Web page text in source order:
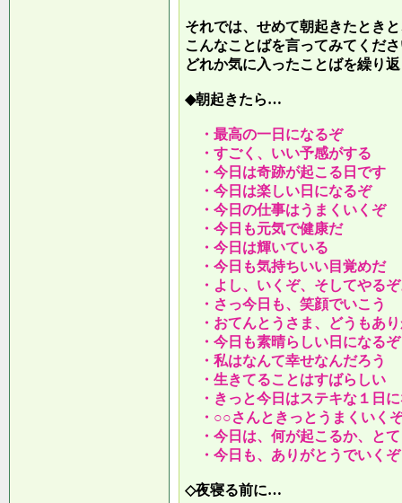
それでは、せめて朝起きたとき
こんなことばを言ってみてくだ
どれか気に入ったことばを繰り
◆朝起きたら…
・最高の一日になるぞ
・すごく、いい予感がする
・今日は奇跡が起こる日です
・今日は楽しい日になるぞ
・今日の仕事はうまくいくぞ
・今日も元気で健康だ
・今日は輝いている
・今日も気持ちいい目覚めだ
・よし、いくぞ、そしてやる
・さっ今日も、笑顔でいこう
・おてんとうさま、どうもあ
・今日も素晴らしい日になるぞ
・私はなんて幸せなんだろう
・生きてることはすばらしい
・きっと今日はステキな１日
・○○さんときっとうまくいく
・今日は、何が起こるか、と
・今日も、ありがとうでいくぞ
◇夜寝る前に…